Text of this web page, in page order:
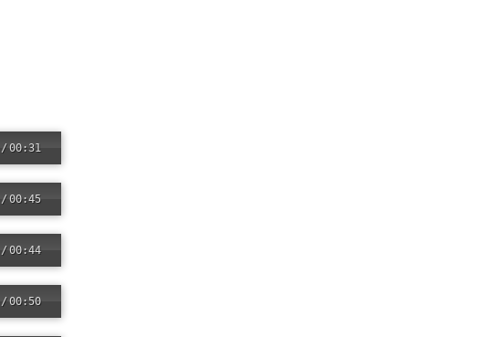
/00:31
/00:45
/00:44
/00:50